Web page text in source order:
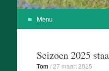
Menu
contentSeizoen 2025
Tom /27 maart 2025